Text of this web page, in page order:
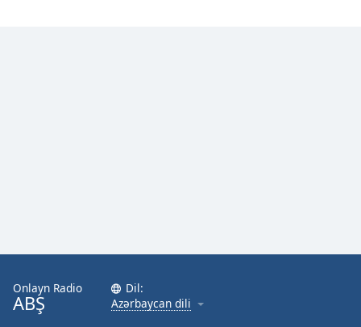
Font
Onlayn Radio
ABŞ
Dil:
Azərbaycan dili